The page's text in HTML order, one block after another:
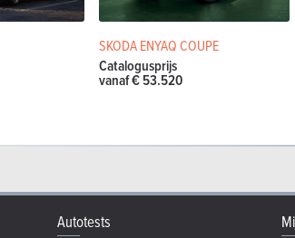
SKODA ENYAQ COUPE
Catalogusprijs
vanaf € 53.520
Autotests